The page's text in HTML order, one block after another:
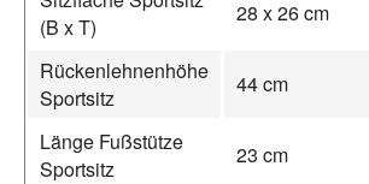
(B x T)
28 x 26 cm
Rückenlehnenhöhe
Sportsitz
44 cm
Länge Fußstütze
Sportsitz
23 cm